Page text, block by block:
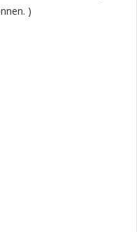
)